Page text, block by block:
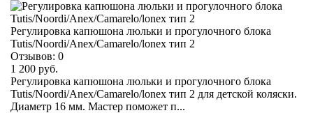
Регулировка капюшона люльки и прогулочного блока
Tutis/Noordi/Anex/Camarelo/lonex тип 2
Отзывов: 0
1 200 руб.
Регулировка капюшона люльки и прогулочного блока
Tutis/Noordi/Anex/Camarelo/lonex тип 2 для детской коляски.
Диаметр 16 мм. Мастер поможет п...